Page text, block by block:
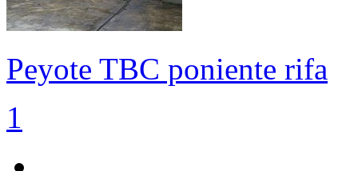
Peyote TBC poniente rifa
1